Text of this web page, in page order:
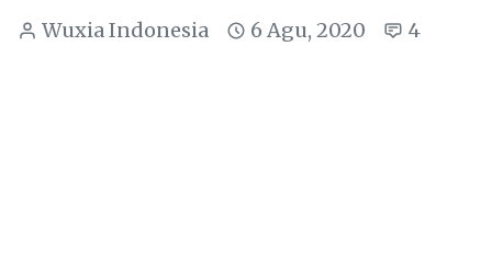
Wuxia Indonesia 6 Agu, 2020 4